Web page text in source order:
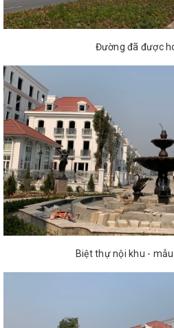
Đường đã được
Biệt thự nội khu -